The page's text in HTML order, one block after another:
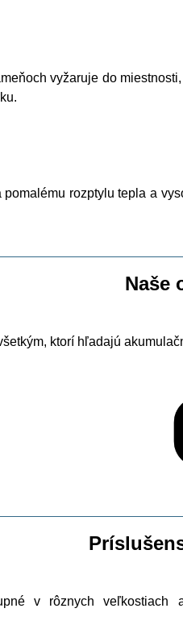
vyžaruje do
rozptylu tepla a
Naše
ktorí hľadajú
v rôznych veľkostiach